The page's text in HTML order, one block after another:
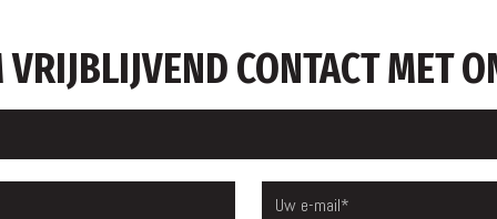
VRIJBLIJVEND CONTACT MET